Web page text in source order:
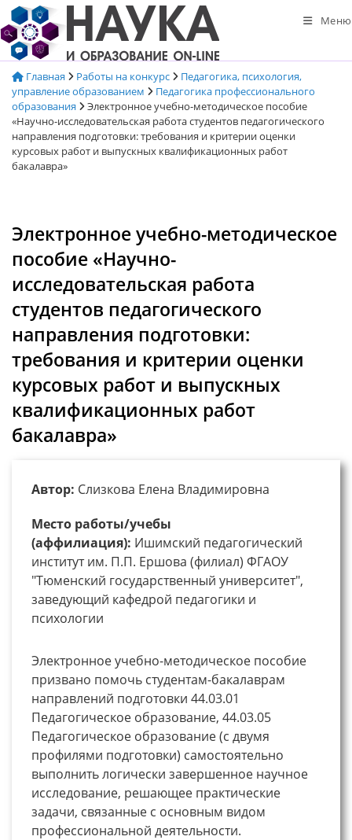
Перейти
к
содержимому
Меню
Главная Работы на конкурс
Педагогика, психология,
управление образованием
Педагогика профессионального
образования
Электронное учебно-методическое пособие
«Научно-исследовательская работа студентов педагогического
направления подготовки: требования и критерии оценки
курсовых работ и выпускных квалификационных работ
бакалавра»
Электронное учебно-методическое
пособие «Научно-
исследовательская работа
студентов педагогического
направления подготовки:
требования и критерии оценки
курсовых работ и выпускных
квалификационных работ
бакалавра»
Автор: Слизкова Елена Владимировна
Место работы/учебы
(аффилиация): Ишимский педагогический
институт им. П.П. Ершова (филиал) ФГАОУ
"Тюменский государственный университет",
заведующий кафедрой педагогики и
психологии
Электронное учебно-методическое пособие
призвано помочь студентам-бакалаврам
направлений подготовки 44.03.01
Педагогическое образование, 44.03.05
Педагогическое образование (с двумя
профилями подготовки) самостоятельно
выполнить логически завершенное научное
исследование, решающее практические
задачи, связанные с основным видом
профессиональной деятельности.